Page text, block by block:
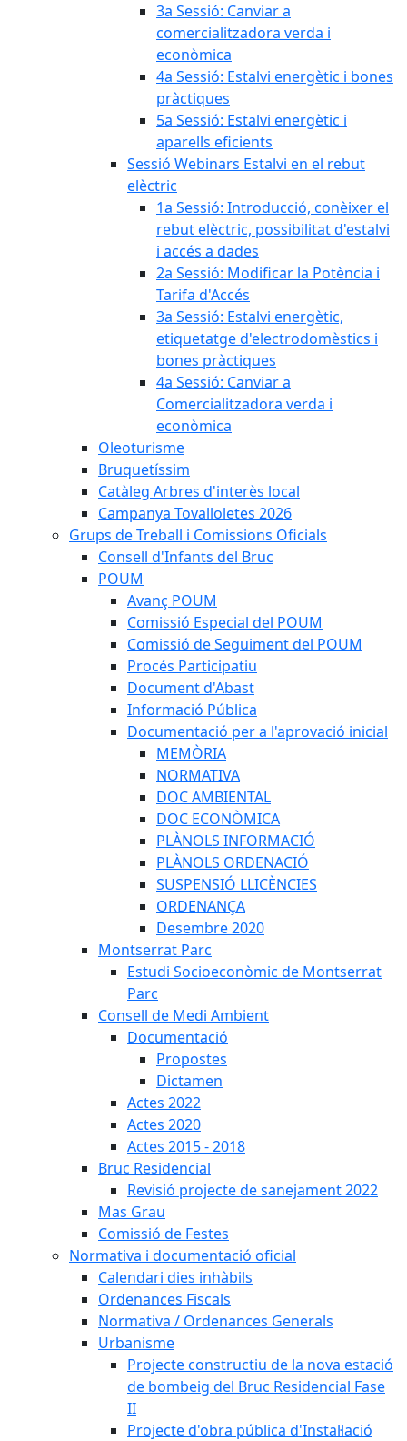
3a Sessió: Canviar a
comercialitzadora verda i
econòmica
4a Sessió: Estalvi energètic i bones
pràctiques
5a Sessió: Estalvi energètic i
aparells eficients
Sessió Webinars Estalvi en el rebut
elèctric
1a Sessió: Introducció, conèixer el
rebut elèctric, possibilitat d'estalvi
i accés a dades
2a Sessió: Modificar la Potència i
Tarifa d'Accés
3a Sessió: Estalvi energètic,
etiquetatge d'electrodomèstics i
bones pràctiques
4a Sessió: Canviar a
Comercialitzadora verda i
econòmica
Oleoturisme
Bruquetíssim
Catàleg Arbres d'interès local
Campanya Tovalloletes 2026
Grups de Treball i Comissions Oficials
Consell d'Infants del Bruc
POUM
Avanç POUM
Comissió Especial del POUM
Comissió de Seguiment del POUM
Procés Participatiu
Document d'Abast
Informació Pública
Documentació per a l'aprovació inicial
MEMÒRIA
NORMATIVA
DOC AMBIENTAL
DOC ECONÒMICA
PLÀNOLS INFORMACIÓ
PLÀNOLS ORDENACIÓ
SUSPENSIÓ LLICÈNCIES
ORDENANÇA
Desembre 2020
Montserrat Parc
Estudi Socioeconòmic de Montserrat
Parc
Consell de Medi Ambient
Documentació
Propostes
Dictamen
Actes 2022
Actes 2020
Actes 2015 - 2018
Bruc Residencial
Revisió projecte de sanejament 2022
Mas Grau
Comissió de Festes
Normativa i documentació oficial
Calendari dies inhàbils
Ordenances Fiscals
Normativa / Ordenances Generals
Urbanisme
Projecte constructiu de la nova estació
de bombeig del Bruc Residencial Fase
II
Projecte d'obra pública d'Instal·lació